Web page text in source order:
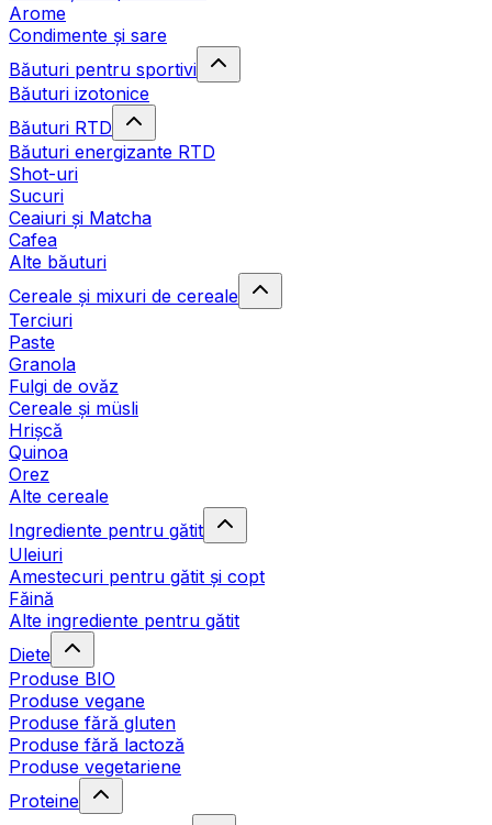
Arome
Condimente și sare
Băuturi pentru sportivi
Băuturi izotonice
Băuturi RTD
Băuturi energizante RTD
Shot-uri
Sucuri
Ceaiuri și Matcha
Cafea
Alte băuturi
Cereale și mixuri de cereale
Terciuri
Paste
Granola
Fulgi de ovăz
Cereale și müsli
Hrișcă
Quinoa
Orez
Alte cereale
Ingrediente pentru gătit
Uleiuri
Amestecuri pentru gătit și copt
Făină
Alte ingrediente pentru gătit
Diete
Produse BIO
Produse vegane
Produse fără gluten
Produse fără lactoză
Produse vegetariene
Proteine